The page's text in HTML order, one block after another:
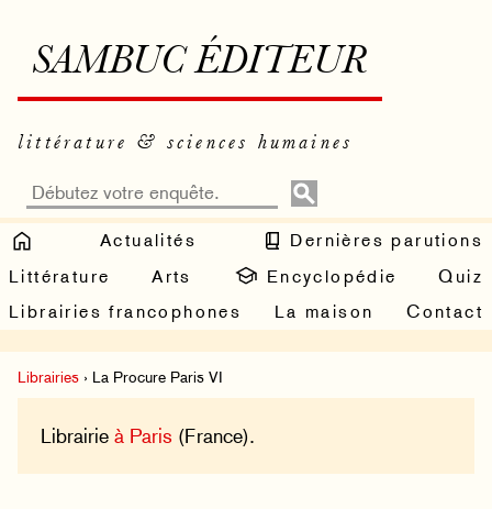
SAMBUC ÉDITEUR
littérature & sciences humaines
Actualités
Dernières parutions
Littérature
Arts Encyclopédie
Quiz
Librairies francophones
La maison Contact
Librairies › La Procure Paris VI
Librairieà Paris (France).